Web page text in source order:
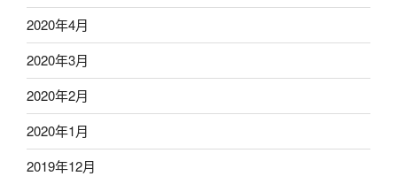
2020年4月
2020年3月
2020年2月
2020年1月
2019年12月